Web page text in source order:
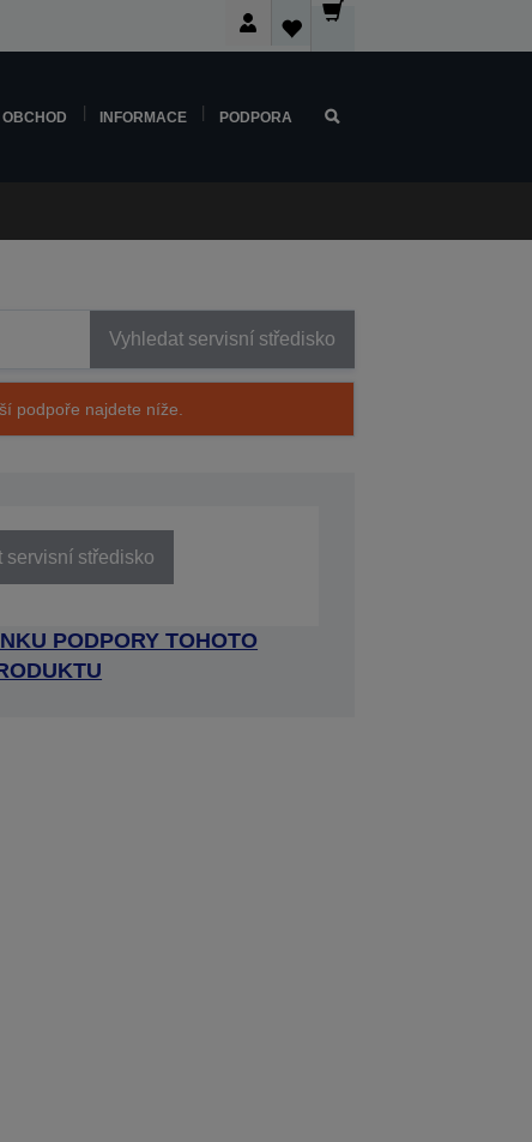
OBCHOD INFORMACE PODPORA
Vyhledat servisní středisko
podpoře najdete níže.
servisní středisko
PODPORY TOHOTO